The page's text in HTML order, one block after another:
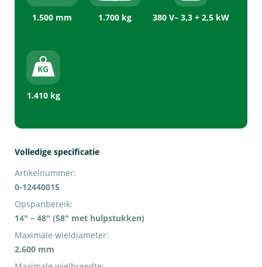
1.500 mm 1.700 kg 380 V– 3,3 + 2,5 kW
1.410 kg
Volledige specificatie
Artikelnummer:
0-12440015
Opspanbereik:
14″ – 48″ (58″ met hulpstukken)
Maximale wieldiameter:
2.600 mm